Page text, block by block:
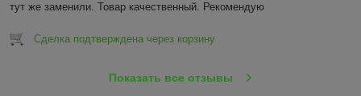
тут же заменили. Товар качественный. Рекомендую
Сделка подтверждена через корзину
Показать все отзывы